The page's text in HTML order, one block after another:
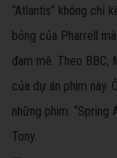
“Atlantis” không chỉ
bỏng của Pharrell
đam mê. Theo BBC,
của dự án phim này.
những phim: “Spring
Tony.